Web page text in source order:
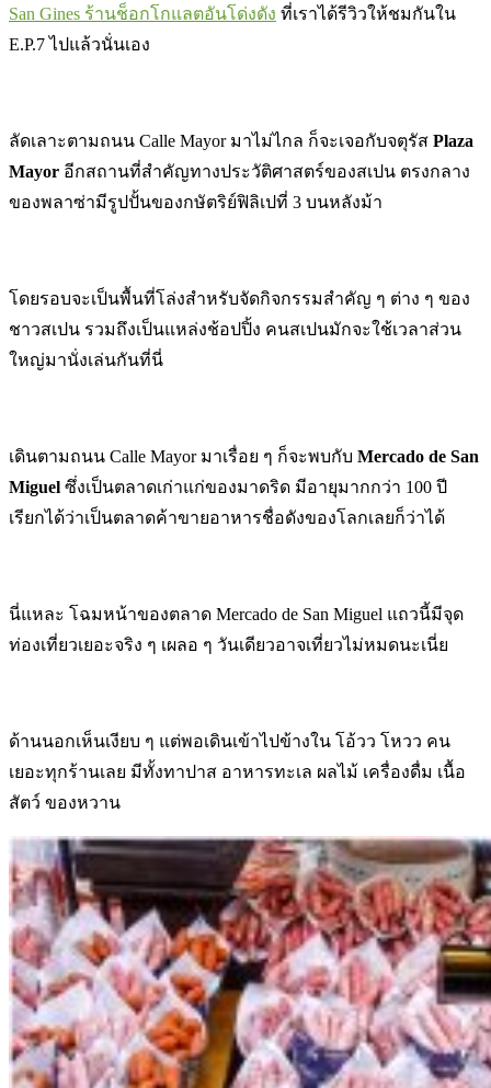
San Gines ร้านช็อกโกแลตอันโด่งดัง ที่เราได้รีวิวให้ชมกันใน
E.P.7 ไปแล้วนั่นเอง
ลัดเลาะตามถนน Calle Mayor มาไม่ไกล ก็จะเจอกับจตุรัส Plaza
Mayor อีกสถานที่สำคัญทางประวัติศาสตร์ของสเปน ตรงกลาง
ของพลาซ่ามีรูปปั้นของกษัตริย์ฟิลิเปที่ 3 บนหลังม้า
โดยรอบจะเป็นพื้นที่โล่งสำหรับจัดกิจกรรมสำคัญ ๆ ต่าง ๆ ของ
ชาวสเปน รวมถึงเป็นแหล่งช้อปปิ้ง คนสเปนมักจะใช้เวลาส่วน
ใหญ่มานั่งเล่นกันที่นี่
เดินตามถนน Calle Mayor มาเรื่อย ๆ ก็จะพบกับ Mercado de San
Miguel ซึ่งเป็นตลาดเก่าแก่ของมาดริด มีอายุมากกว่า 100 ปี
เรียกได้ว่าเป็นตลาดค้าขายอาหารชื่อดังของโลกเลยก็ว่าได้
นี่แหละ โฉมหน้าของตลาด Mercado de San Miguel แถวนี้มีจุด
ท่องเที่ยวเยอะจริง ๆ เผลอ ๆ วันเดียวอาจเที่ยวไม่หมดนะเนี่ย
ด้านนอกเห็นเงียบ ๆ แต่พอเดินเข้าไปข้างใน โอ้วว โหวว คน
เยอะทุกร้านเลย มีทั้งทาปาส อาหารทะเล ผลไม้ เครื่องดื่ม เนื้อ
สัตว์ ของหวาน